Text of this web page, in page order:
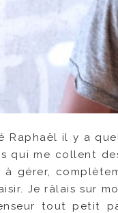
Raphaël il y a
qui me collent
à gérer,
Je râlais sur
tout petit